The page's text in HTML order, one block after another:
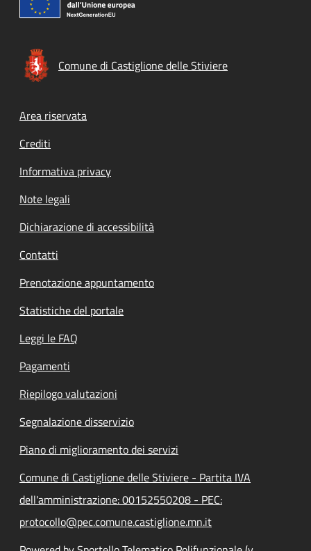
Comune di Castiglione delle Stiviere
Footer menu
Area riservata
Crediti
Informativa privacy
Note legali
Dichiarazione di accessibilità
Contatti
Prenotazione appuntamento
Statistiche del portale
Leggi le FAQ
Pagamenti
Riepilogo valutazioni
Segnalazione disservizio
Piano di miglioramento dei servizi
Comune di Castiglione delle Stiviere - Partita IVA
dell'amministrazione: 00152550208 - PEC:
protocollo@pec.comune.castiglione.mn.it